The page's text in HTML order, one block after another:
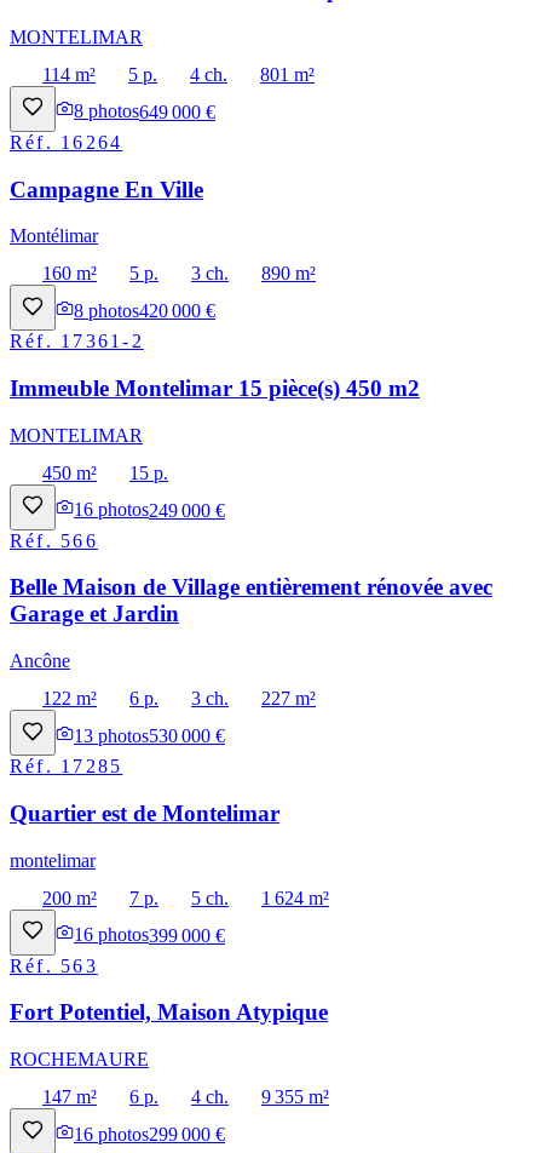
MONTELIMAR
114 m²
5 p. 4 ch.
801 m²
8 photos649 000 €
Réf. 16264
Campagne En Ville
Montélimar
160 m²
5 p. 3 ch.
890 m²
8 photos420 000 €
Réf. 17361-2
Immeuble Montelimar 15 pièce(s) 450 m2
MONTELIMAR
450 m²
15 p.
16 photos249 000 €
Réf. 566
Belle Maison de Village entièrement rénovée avec
Garage et Jardin
Ancône
122 m²
6 p. 3 ch.
227 m²
13 photos530 000 €
Réf. 17285
Quartier est de Montelimar
montelimar
200 m²
7 p. 5 ch.
1 624 m²
16 photos399 000 €
Réf. 563
Fort Potentiel, Maison Atypique
ROCHEMAURE
147 m²
6 p. 4 ch.
9 355 m²
16 photos299 000 €